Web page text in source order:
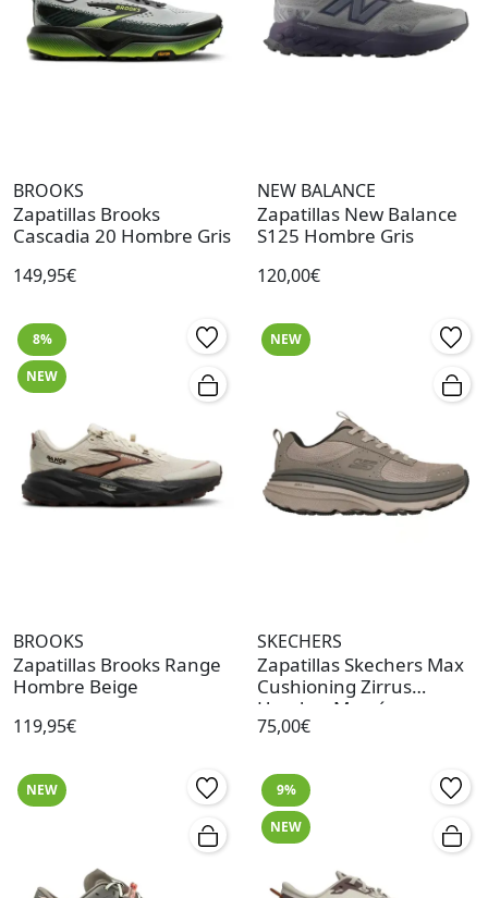
BROOKS
Zapatillas Brooks
Cascadia 20 Hombre Gris
149,95€
NEW BALANCE
Zapatillas New Balance
S125 Hombre Gris
120,00€
8%
NEW
BROOKS
Zapatillas Brooks Range
Hombre Beige
119,95€
NEW
SKECHERS
Zapatillas Skechers Max
Cushioning Zirrus
Hombre Marrón
75,00€
NEW
9%
NEW